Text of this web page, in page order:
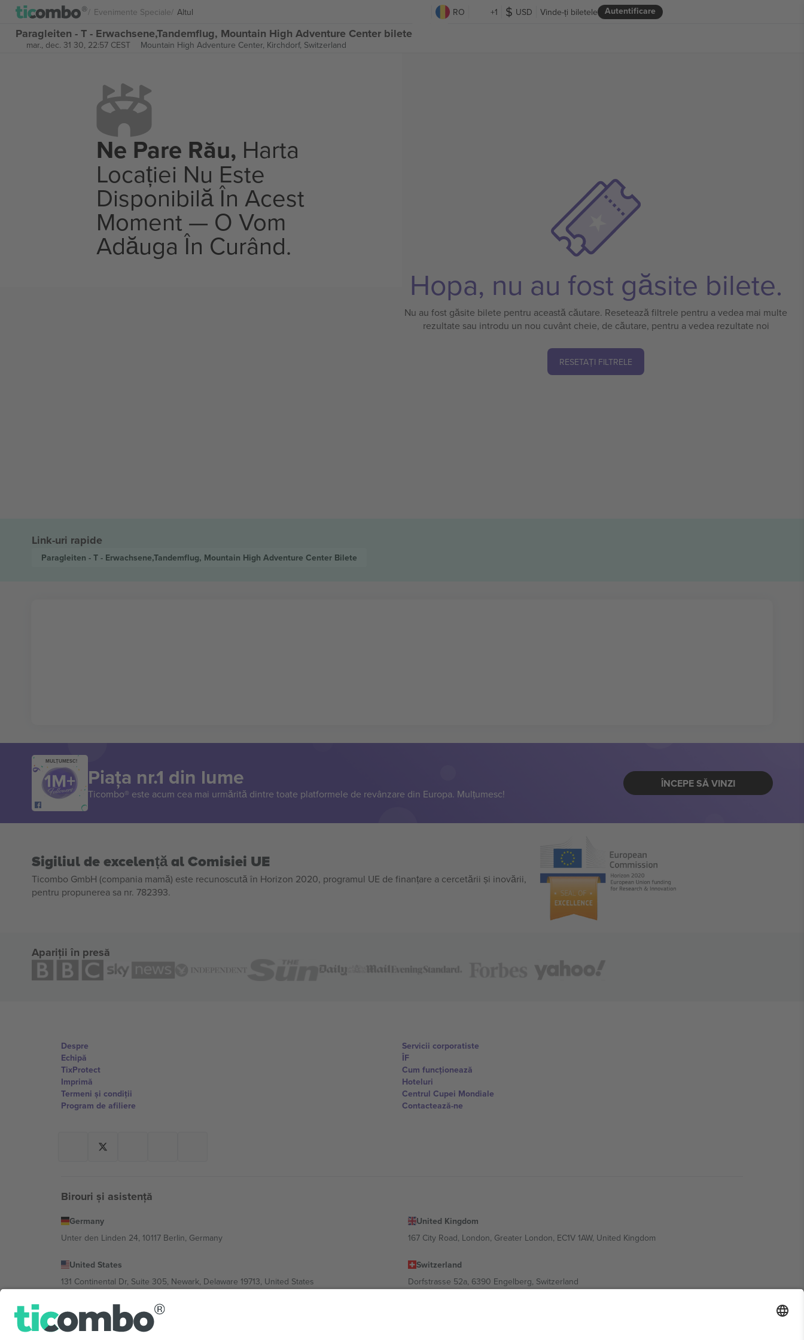
Evenimente Speciale Altul RO +1 USD Autentificare
Vinde-ți biletele
Paragleiten - T - Erwachsene,Tandemflug, Mountain High Adventure Center bilete
mar., dec. 31 30, 22:57 CEST Mountain High Adventure Center, Kirchdorf, Switzerland
Ne Pare Rău, Harta
Locației Nu Este
Disponibilă În Acest
Moment — O Vom
Adăuga În Curând.
Hopa, nu au fost găsite bilete.
Nu au fost găsite bilete pentru această căutare. Resetează filtrele pentru a vedea mai multe
rezultate sau introdu un nou cuvânt cheie, de căutare, pentru a vedea rezultate noi
RESETAȚI FILTRELE
Link-uri rapide
Paragleiten - T - Erwachsene,Tandemflug, Mountain High Adventure Center Bilete
MULȚUMESC!
Piața nr.1 din lume
Ticombo® este acum cea mai urmărită dintre toate platformele de revânzare din Europa. Mulțumesc!
ÎNCEPE SĂ VINZI
Sigiliul de excelență al Comisiei UE
Ticombo GmbH (compania mamă) este recunoscută în Horizon 2020, programul UE de finanțare a cercetării și inovării,
pentru propunerea sa nr. 782393.
Apariții în presă
Despre
Echipă
TixProtect
Imprimă
Termeni și condiții
Program de afiliere
Servicii corporatiste
ÎF
Cum funcționează
Hoteluri
Centrul Cupei Mondiale
Contactează-ne
Birouri și asistență
Germany
Unter den Linden 24, 10117 Berlin, Germany
United Kingdom
167 City Road, London, Greater London, EC1V 1AW, United Kingdom
United States
131 Continental Dr, Suite 305, Newark, Delaware 19713, United States
Switzerland
Dorfstrasse 52a, 6390 Engelberg, Switzerland
Bulgaria
Regus Sofia City West, bul Totleben 53-55, 1606 Sofia, Bulgaria